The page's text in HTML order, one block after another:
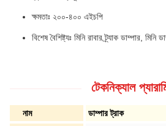
ক্ষমতাঃ ২০০-৪০০ এইচপি
বিশেষ বৈশিষ্ট্যঃ মিনি রাবার ট্র্যাক ডাম্পার, মিনি
টেকনিক্যাল
নাম
ডাম্পার ট্রাক